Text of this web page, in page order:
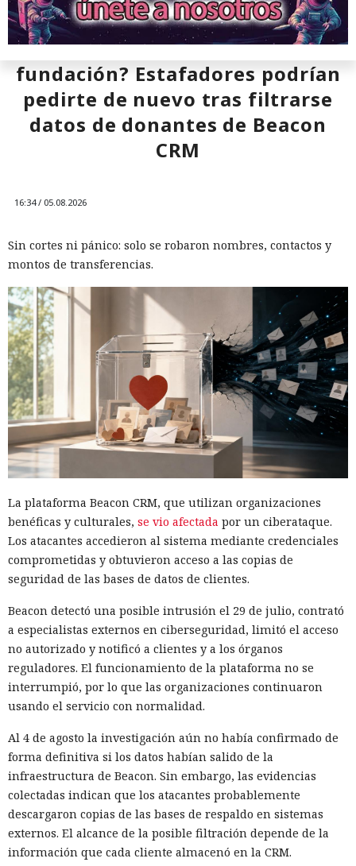
Mientras veías una película, tu
estado canalizando durante
horas tráfico ajeno por tu red
doméstica.
17:36 / 05.08.2026
Ahora la empresa ha decidido ponerle fin.
zar en secretola conexión a internet doméstica del
propietario para retransmitir el tráfico de terceros. El código
se encontró en varias aplicaciones de la tienda oficial,
incluida la sencilla versión de Pac-Man, que la propia
Samsung promocionó en la sección «Selección del editor».
Los desarrolladores de algunas aplicaciones afirman tener
cientos de millones de instalaciones.
En el interior de los programas funcionaban componentes
de redes proxy residenciales. Ese tipo de servicios
encaminan el tráfico de internet de clientes a través de
conexiones domésticas y de oficina ordinarias. En ese
esquema, el televisor se convierte en un nodo de salida: un
usuario externo envía solicitudes a través de una dirección
¿Donaste una vez a la
fundación? Estafadores podrían
pedirte de nuevo tras filtrarse
datos de donantes de Beacon
CRM
16:34 / 05.08.2026
Sin cortes ni pánico: solo se robaron nombres, contactos y
montos de transferencias.
La plataforma Beacon CRM, que utilizan organizaciones
benéficas y culturales, se vio afectada por un ciberataque.
Los atacantes accedieron al sistema mediante credenciales
comprometidas y obtuvieron acceso a las copias de
seguridad de las bases de datos de clientes.
Beacon detectó una posible intrusión el 29 de julio, contrató
a especialistas externos en ciberseguridad, limitó el acceso
no autorizado y notificó a clientes y a los órganos
reguladores. El funcionamiento de la plataforma no se
interrumpió, por lo que las organizaciones continuaron
usando el servicio con normalidad.
Al 4 de agosto la investigación aún no había confirmado de
forma definitiva si los datos habían salido de la
infraestructura de Beacon. Sin embargo, las evidencias
colectadas indican que los atacantes probablemente
descargaron copias de las bases de respaldo en sistemas
externos. El alcance de la posible filtración depende de la
información que cada cliente almacenó en la CRM.